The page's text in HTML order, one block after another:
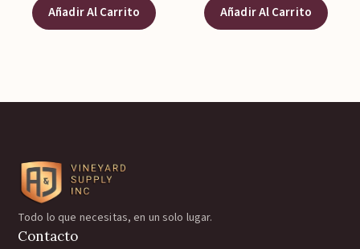
Añadir Al Carrito Añadir Al Carrito
Todo lo que necesitas, en un solo lugar.
Contacto